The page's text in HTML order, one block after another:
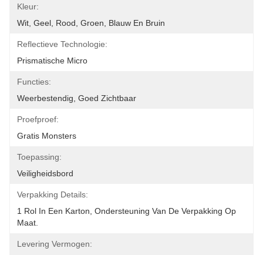
Kleur:
Wit, Geel, Rood, Groen, Blauw En Bruin
Reflectieve Technologie:
Prismatische Micro
Functies:
Weerbestendig, Goed Zichtbaar
Proefproef:
Gratis Monsters
Toepassing:
Veiligheidsbord
Verpakking Details:
1 Rol In Een Karton, Ondersteuning Van De Verpakking Op
Maat.
Levering Vermogen: